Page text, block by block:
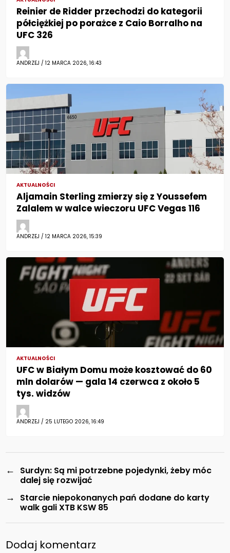
Reinier de Ridder przechodzi do kategorii
półciężkiej po porażce z Caio Borralho na
UFC 326
ANDRZEJ / 12 MARCA 2026, 16:43
AKTUALNOŚCI
Aljamain Sterling zmierzy się z Youssefem
Zalalem w walce wieczoru UFC Vegas 116
ANDRZEJ / 12 MARCA 2026, 15:39
AKTUALNOŚCI
UFC w Białym Domu może kosztować do 60
mln dolarów — gala 14 czerwca z około 5
tys. widzów
ANDRZEJ / 25 LUTEGO 2026, 16:49
←
Surdyn: Są mi potrzebne pojedynki, żeby móc
dalej się rozwijać
→
Starcie niepokonanych pań dodane do karty
walk gali XTB KSW 85
Dodaj komentarz